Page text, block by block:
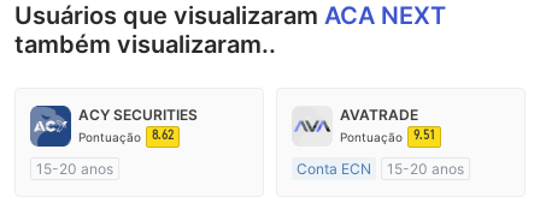
Usuários que visualizaram ACA NEXT
também visualizaram..
ACY SECURITIES
Pontuação 8.62
15-20 anos
AVATRADE
Pontuação 9.51
Conta ECN
15-20 anos